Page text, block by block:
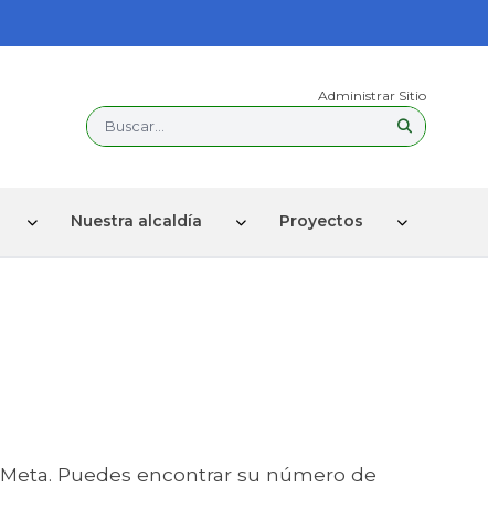
Administrar Sitio
Buscar...
Nuestra alcaldía Proyectos
Puedes encontrar su número de